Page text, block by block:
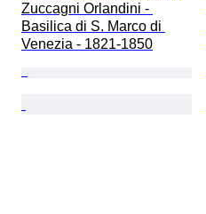
Zuccagni Orlandini -
Basilica di S. Marco di
Venezia - 1821-1850